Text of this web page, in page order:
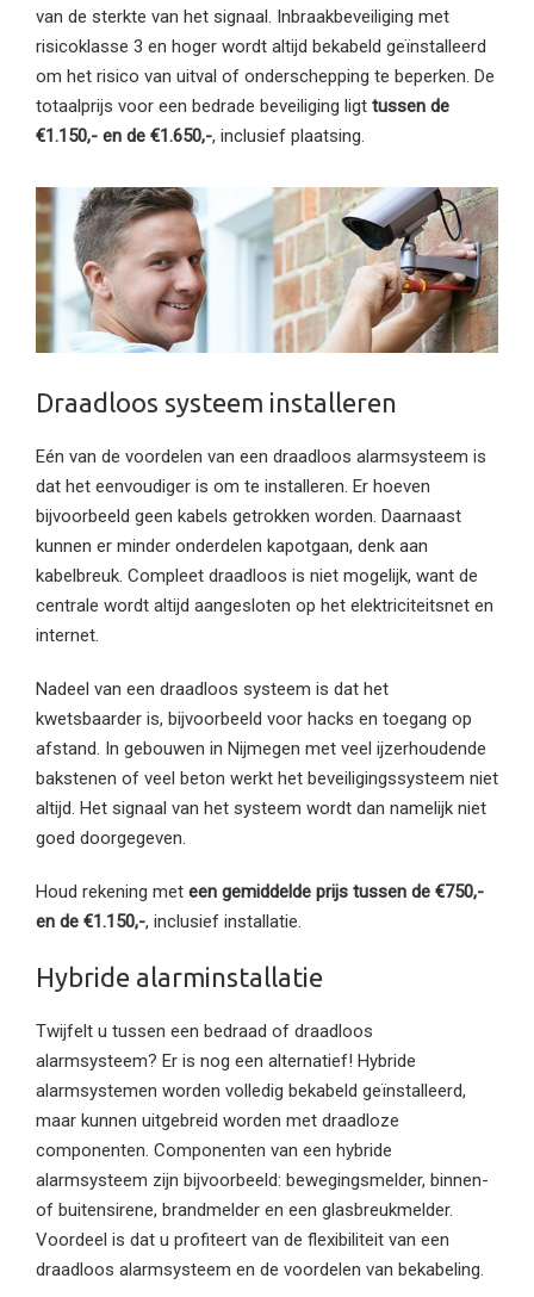
van de sterkte van het signaal. Inbraakbeveiliging met
risicoklasse 3 en hoger wordt altijd bekabeld geïnstalleerd
om het risico van uitval of onderschepping te beperken. De
totaalprijs voor een bedrade beveiliging ligt tussen de
€1.150,- en de €1.650,-, inclusief plaatsing.
Draadloos systeem installeren
Eén van de voordelen van een draadloos alarmsysteem is
dat het eenvoudiger is om te installeren. Er hoeven
bijvoorbeeld geen kabels getrokken worden. Daarnaast
kunnen er minder onderdelen kapotgaan, denk aan
kabelbreuk. Compleet draadloos is niet mogelijk, want de
centrale wordt altijd aangesloten op het elektriciteitsnet en
internet.
Nadeel van een draadloos systeem is dat het
kwetsbaarder is, bijvoorbeeld voor hacks en toegang op
afstand. In gebouwen in Nijmegen met veel ijzerhoudende
bakstenen of veel beton werkt het beveiligingssysteem niet
altijd. Het signaal van het systeem wordt dan namelijk niet
goed doorgegeven.
Houd rekening met een gemiddelde prijs tussen de €750,-
en de €1.150,-, inclusief installatie.
Hybride alarminstallatie
Twijfelt u tussen een bedraad of draadloos
alarmsysteem? Er is nog een alternatief! Hybride
alarmsystemen worden volledig bekabeld geïnstalleerd,
maar kunnen uitgebreid worden met draadloze
componenten. Componenten van een hybride
alarmsysteem zijn bijvoorbeeld: bewegingsmelder, binnen-
of buitensirene, brandmelder en een glasbreukmelder.
Voordeel is dat u profiteert van de flexibiliteit van een
draadloos alarmsysteem en de voordelen van bekabeling.